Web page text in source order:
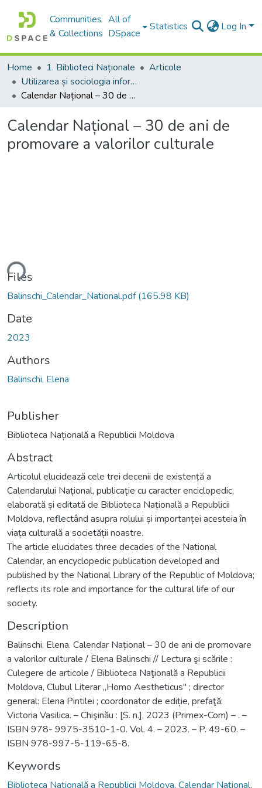
Communities
& Collections
All of
DSpace
Statistics Log In
Home 1. Biblioteci Naționale
Articole
Utilizarea și sociologia informației
Calendar Național – 30 de ani de promovare a valorilor culturale
Calendar Național – 30 de ani de
promovare a valorilor culturale
Files
Balinschi_Calendar_National.pdf(165.98 KB)
Date
2023
Authors
Balinschi, Elena
Publisher
Biblioteca Națională a Republicii Moldova
Abstract
Articolul elucidează cele trei decenii de existență a
Calendarului Național, publicație cu caracter enciclopedic,
elaborată și editată de Biblioteca Națională a Republicii
Moldova, reflectând asupra rolului și importanței acesteia în
viața culturală a societății noastre.
The article elucidates three decades of the National
Calendar, an encyclopedic publication developed and
published by the National Library of the Republic of Moldova;
reflects its role and importance for the cultural life of our
society.
Description
Balinschi, Elena. Calendar Național – 30 de ani de promovare
a valorilor culturale / Elena Balinschi // Lectura şi scările :
Culegere de articole / Biblioteca Naţională a Republicii
Moldova, Clubul Literar „Homo Aestheticus" ; director
general: Elena Pintilei ; coordonator de ediție, prefaţă:
Victoria Vasilica. – Chişinău : [S. n.], 2023 (Primex-Com) – . –
ISBN 978- 9975-3510-1-0. Vol. 4. – 2023. – P. 49-60. –
ISBN 978-997-5-119-65-8.
Keywords
Biblioteca Națională a Republicii Moldova, Calendar Național,